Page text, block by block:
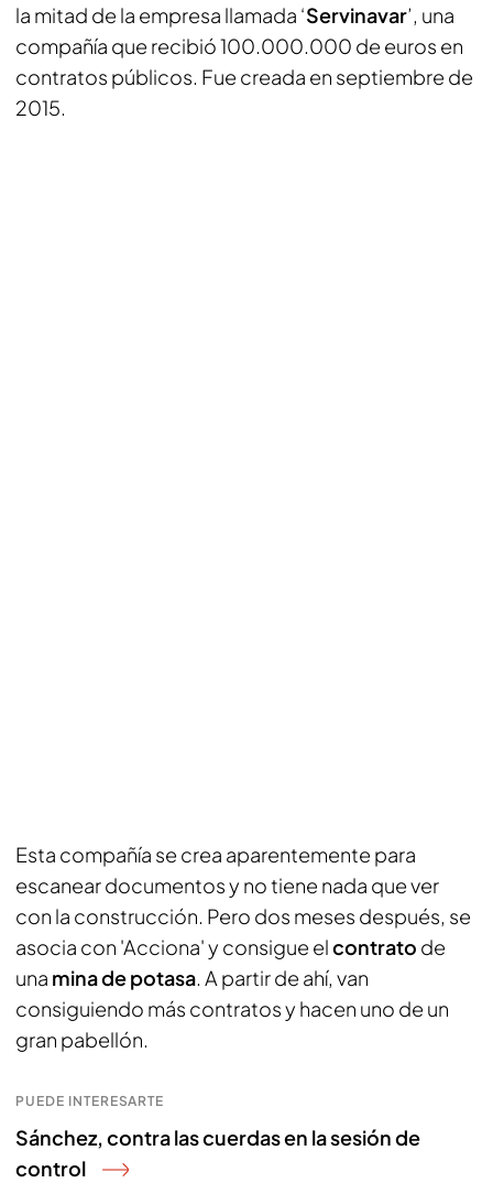
la mitad de la empresa llamada ‘Servinavar’, una
compañía que recibió 100.000.000 de euros en
contratos públicos. Fue creada en septiembre de
2015.
Esta compañía se crea aparentemente para
escanear documentos y no tiene nada que ver
con la construcción. Pero dos meses después, se
asocia con 'Acciona' y consigue elcontrato de
una mina de potasa. A partir de ahí, van
consiguiendo más contratos y hacen uno de un
gran pabellón.
PUEDE INTERESARTE
Sánchez, contra las cuerdas en la sesión de
control